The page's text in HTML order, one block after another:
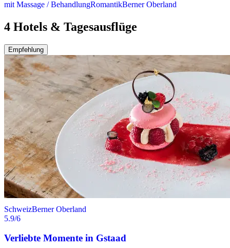
mit Massage / BehandlungRomantikBerner Oberland
4 Hotels & Tagesausflüge
Empfehlung
SchweizBerner Oberland
5.9/6
Verliebte Momente in Gstaad